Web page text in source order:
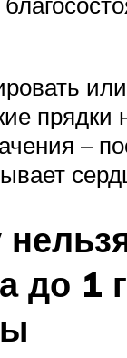
прядки
–
до 1